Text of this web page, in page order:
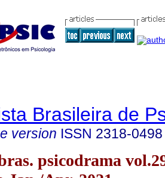
Brasileira de
version ISSN 2318-0498
psicodrama